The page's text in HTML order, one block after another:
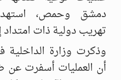
دمشق وحمص،
تهريب دولية ذات امتداد
وذكرت وزارة الداخلية